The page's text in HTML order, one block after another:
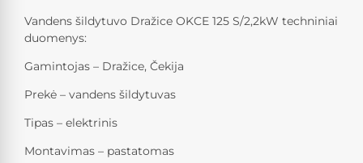
Vandens šildytuvo Dražice OKCE 125 S/2,2kW techniniai
duomenys:
Gamintojas – Dražice, Čekija
Prekė – vandens šildytuvas
Tipas – elektrinis
Montavimas – pastatomas